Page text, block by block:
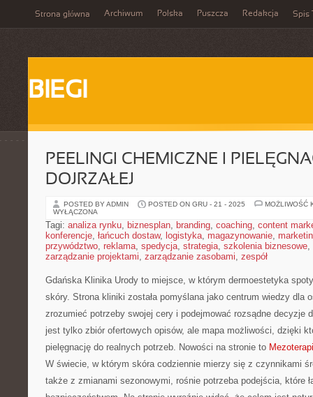
Strona główna Archiwum Polska Puszcza Redakcja Spis
BIEGI
PEELINGI CHEMICZNE I
DOJRZAŁEJ
POSTED BY ADMIN POSTED ON GRU - 21 - 2025
MOŻLIWOŚĆ
WYŁĄCZONA
Tagi: analiza rynku, biznesplan, branding, coaching, content
konferencje, łańcuch dostaw, logistyka, magazynowanie,
przywództwo, reklama, spedycja, strategia, szkolenia biznesowe,
zarządzanie projektami, zarządzanie zasobami, zespół
Gdańska Klinika Urody to miejsce, w którym dermoestetyka
skóry. Strona kliniki została pomyślana jako centrum wiedzy dla
zrozumieć potrzeby swojej cery i podejmować rozsądne decyzje
jest tylko zbiór ofertowych opisów, ale mapa możliwości, dzięki
pielęgnację do realnych potrzeb. Nowości na stronie to
W świecie, w którym skóra codziennie mierzy się z czynnikami
także z zmianami sezonowymi, rośnie potrzeba podejścia, które